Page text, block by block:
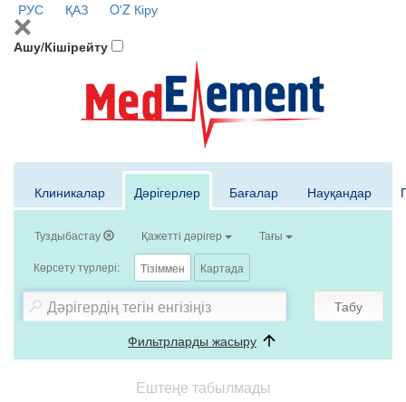
РУС ҚАЗ O'Z Кіру
Ашу/Кішірейту
Клиникалар Дәрігерлер Бағалар Науқандар
Туздыбастау Қажетті дәрігер Тағы
Көрсету түрлері: Тізіммен Картада
Табу
Фильтрларды жасыру
Ештеңе табылмады